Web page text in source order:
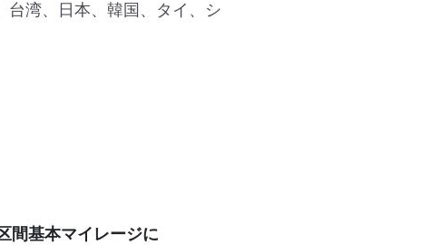
台湾、日本、韓国、タイ、シ
間基本マイレージに